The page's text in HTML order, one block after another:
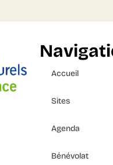
Accueil
Sites
Agenda
Bénévolat